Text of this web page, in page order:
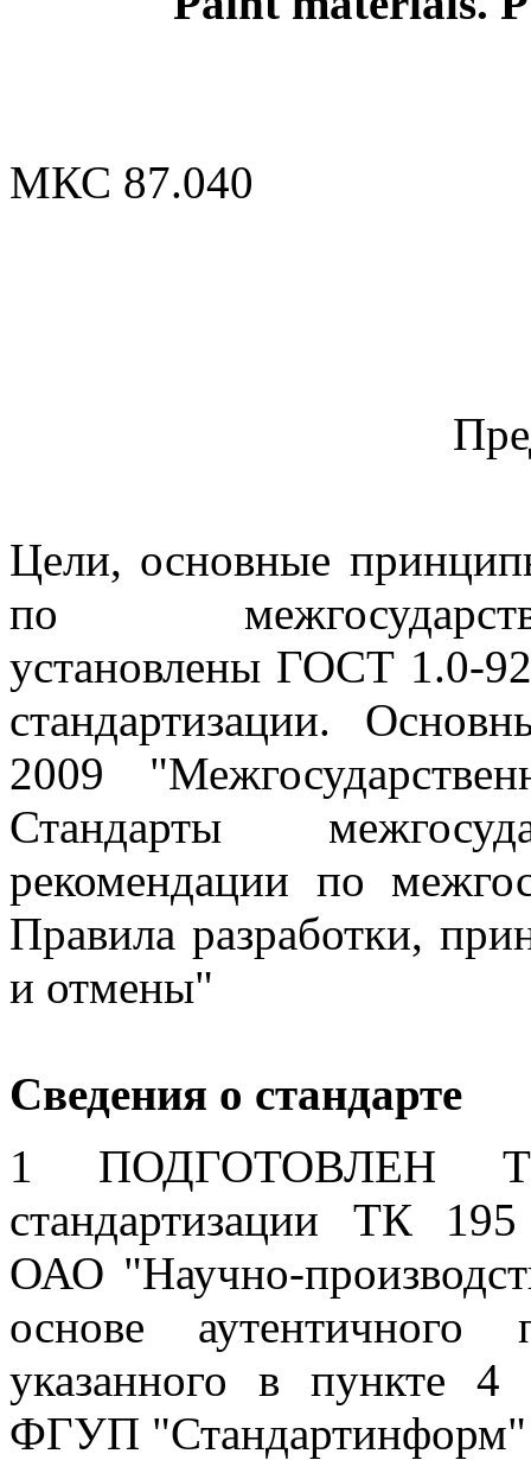
МКС 87.040
Цели, основные
по
установлены ГОСТ 1.0-
стандартизации.
2009
Стандарты
рекомендации по
Правила разработки,
и отмены"
Сведения о стандарте
1 ПОДГОТОВЛЕН
стандартизации ТК
ОАО "Научно-
основе
указанного в пункте 4
ФГУП "Стандартинформ"